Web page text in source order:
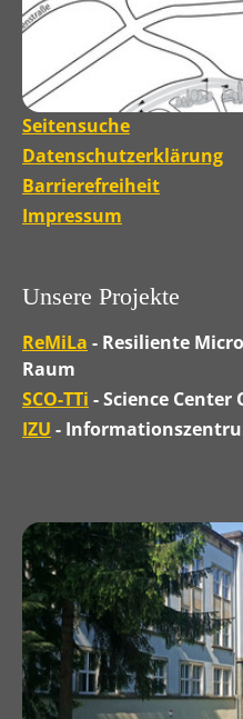
Seitensuche
Datenschutzerklärung
Barrierefreiheit
Impressum
Unsere Projekte
ReMiLa - Resiliente
Raum
SCO-TTi - Science
IZU -